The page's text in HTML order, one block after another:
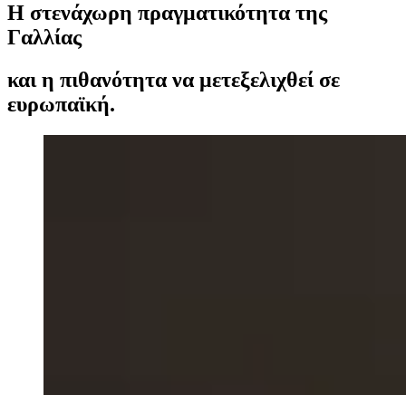
Η στενάχωρη πραγματικότητα της
Γαλλίας
και η πιθανότητα να μετεξελιχθεί σε
ευρωπαϊκή.